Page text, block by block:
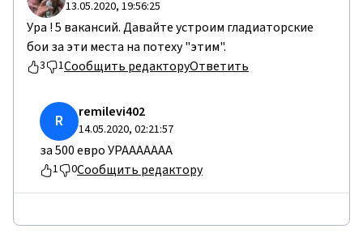
13.05.2020, 19:56:25
Ура ! 5 вакансий. Давайте устроим гладиаторские
бои за эти места на потеху "этим".
3 1Сообщить редакторуОтветить
R remilevi402
14.05.2020, 02:21:57
за 500 евро УРААААААА
1 0Сообщить редактору